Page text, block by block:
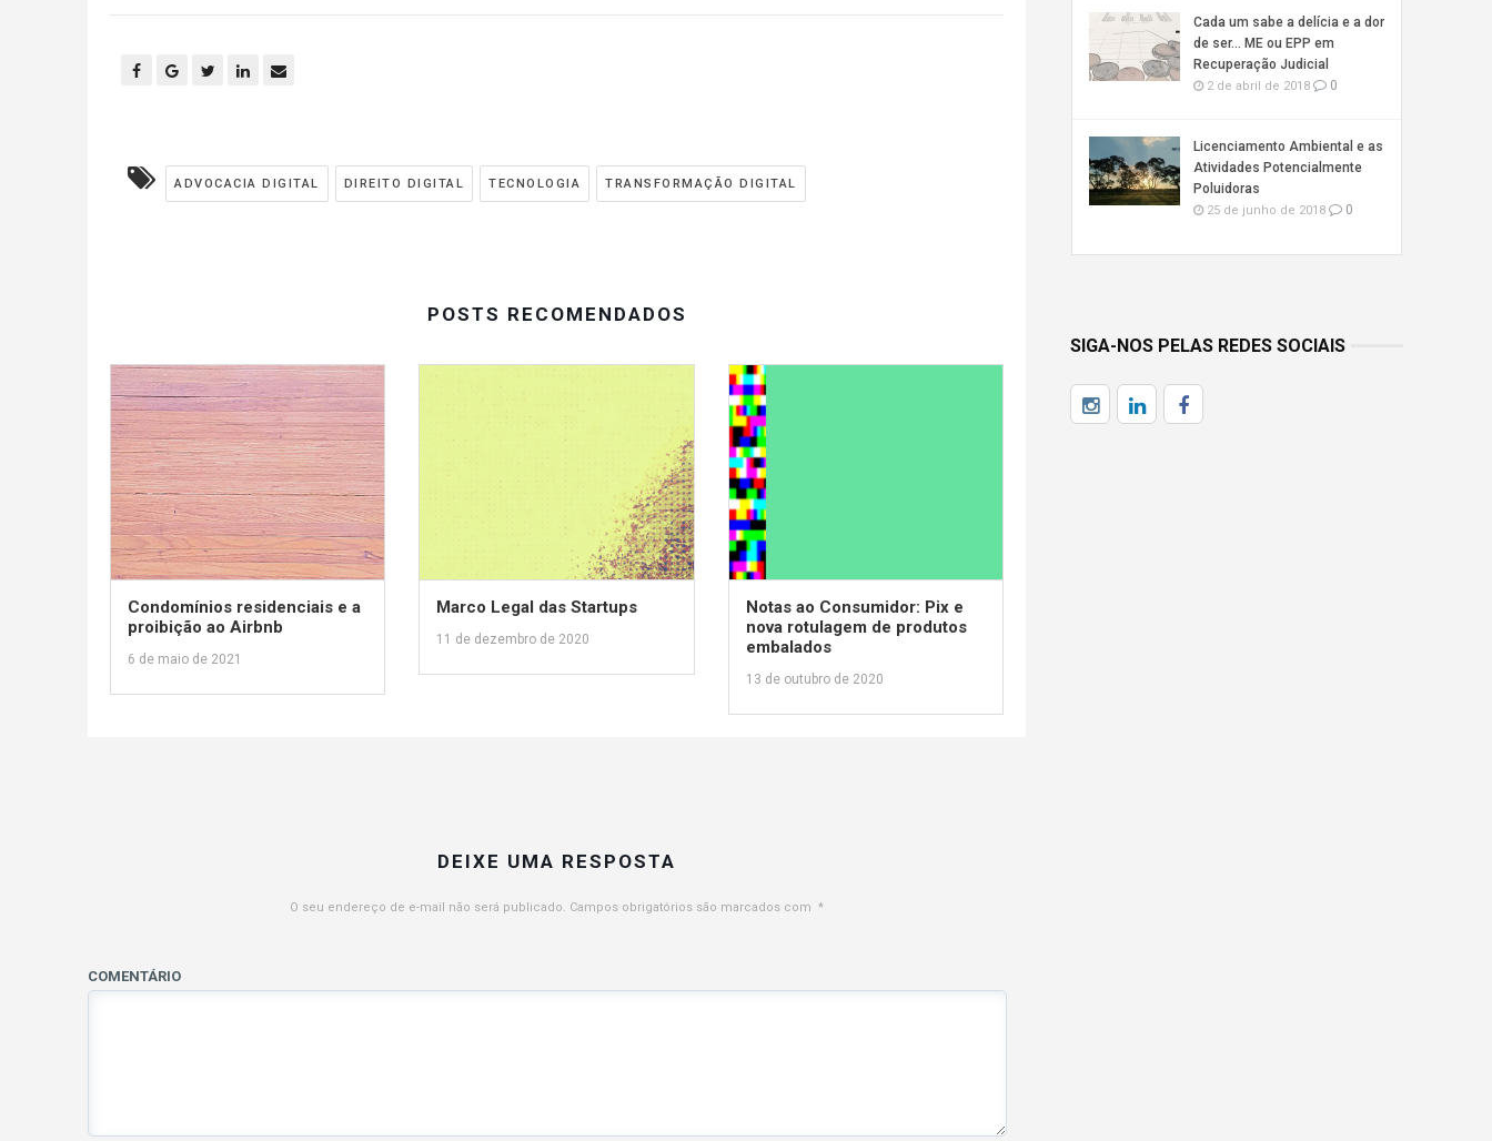
ADVOCACIA DIGITAL DIREITO DIGITAL TECNOLOGIA TRANSFORMAÇÃO DIGITAL
POSTS RECOMENDADOS
Condomínios residenciais e a
proibição ao Airbnb
6 de maio de 2021
Marco Legal das Startups
11 de dezembro de 2020
Notas ao Consumidor: Pix e
nova rotulagem de produtos
embalados
13 de outubro de 2020
DEIXE UMA RESPOSTA
O seu endereço de e-mail não será publicado. Campos obrigatórios são marcados com *
COMENTÁRIO
Cada um sabe a delícia e a dor
de ser… ME ou EPP em
Recuperação Judicial
2 de abril de 2018 0
Licenciamento Ambiental e as
Atividades Potencialmente
Poluidoras
25 de junho de 2018 0
SIGA-NOS PELAS REDES SOCIAIS